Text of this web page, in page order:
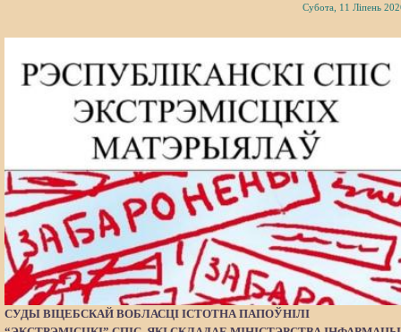
Субота, 11 Ліпень
СУДЫ ВІЦЕБСКАЙ ВОБЛАСЦІ ІСТОТНА ПАПОЎНІЛІ